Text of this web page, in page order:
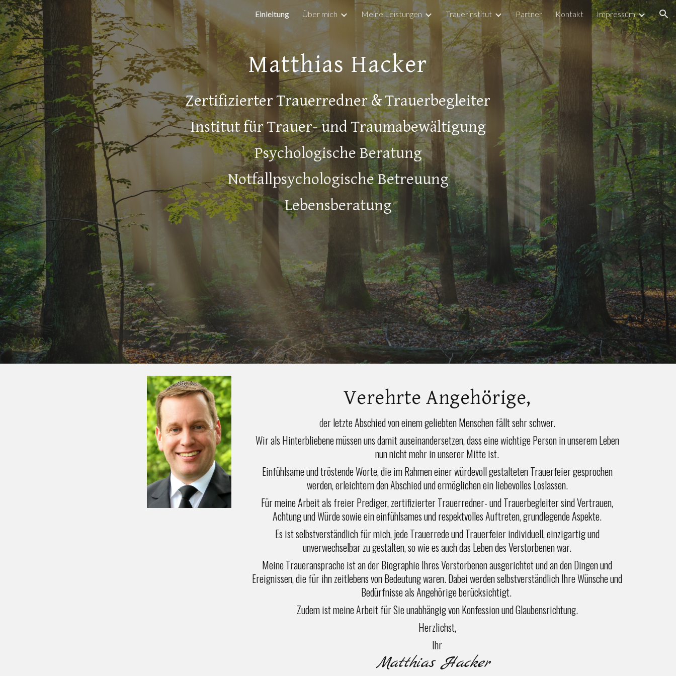
Skip to main content Skip to navigation
Einleitung Über mich Meine Leistungen Trauerinstitut Partner Kontakt Impressum
Matthias Hacker
Zertifizierter Trauerredner & Trauerbegleiter
Institut für Trauer- und Traumabewältigung
Psychologische Beratung
Notfallpsychologische Betreuung
Lebensberatung
Verehrte Angehörige,
der letzte Abschied von einem geliebten Menschen fällt sehr schwer.
Wir als Hinterbliebene müssen uns damit auseinandersetzen, dass eine wichtige Person in unserem Leben
nun nicht mehr in unserer Mitte ist.
Einfühlsame und tröstende Worte, die im Rahmen einer würdevoll gestalteten Trauerfeier gesprochen
werden, erleichtern den Abschied und ermöglichen ein liebevolles Loslassen.
Für meine Arbeit als freier Prediger, zertifizierter Trauerredner- und Trauerbegleiter sind Vertrauen,
Achtung und Würde sowie ein einfühlsames und respektvolles Auftreten, grundlegende Aspekte.
Es ist selbstverständlich für mich, jede Trauerrede und Trauerfeier individuell, einzigartig und
unverwechselbar zu gestalten, so wie es auch das Leben des Verstorbenen war.
Meine Traueransprache ist an der Biographie Ihres Verstorbenen ausgerichtet und an den Dingen und
Ereignissen, die für ihn zeitlebens von Bedeutung waren. Dabei werden selbstverständlich Ihre Wünsche und
Bedürfnisse als Angehörige berücksichtigt.
Zudem ist meine Arbeit für Sie unabhängig von Konfession und Glaubensrichtung.
Herzlichst,
Ihr
Matthias Hacker